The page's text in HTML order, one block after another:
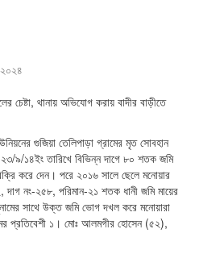
চেষ্টা, থানায় অভিযোগ করায় বাদীর বাড়ীতে
গুজিয়া তেলিপাড়া গ্রামের মৃত সোবহান
৯/১৪ইং তারিখে বিভিন্ন দাগে ৮০ শতক জমি
করে দেন। পরে ২০১৬ সালে ছেলে মনোয়ার
নং-২৫৮, পরিমান-২১ শতক ধানী জমি মায়ের
সাথে উক্ত জমি ভোগ দখল করে মনোয়ারা
প্রতিবেশী ১। মোঃ আলমগীর হোসেন (৫২),